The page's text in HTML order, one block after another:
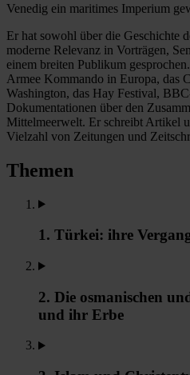
Venedig ein maritimes Imperium
Er hat sowohl über die Geschichte
moderne Relevanz in Vorträgen,
einem breiten Publikum
Armee Kommando in Europa, das
Washington, das Hay Festival,
Dokumentationen über den
Mittelmeerwelt. Er schreibt Artikel
Vielzahl von Zeitungen und
Themen
1. Türkei: ihre
2. Die osmanischen
und ihr Erbe